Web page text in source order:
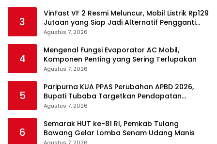
3
VinFast VF 2 Resmi Meluncur, Mobil Listrik Rp129
Jutaan yang Siap Jadi Alternatif Pengganti
Motor
Agustus 7, 2026
4
Mengenal Fungsi Evaporator AC Mobil,
Komponen Penting yang Sering Terlupakan
Agustus 7, 2026
5
Paripurna KUA PPAS Perubahan APBD 2026,
Bupati Tubaba Targetkan Pendapatan
Daerah Rp820,3 Miliar
Agustus 7, 2026
6
Semarak HUT ke-81 RI, Pemkab Tulang
Bawang Gelar Lomba Senam Udang Manis